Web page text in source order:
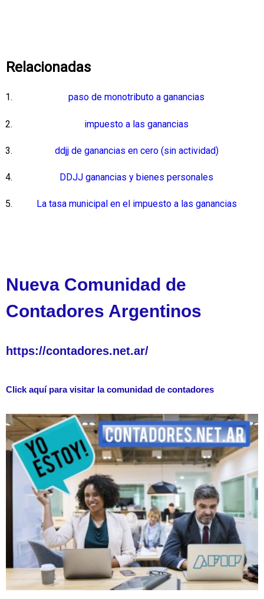
Relacionadas
paso de monotributo a ganancias
impuesto a las ganancias
ddjj de ganancias en cero (sin actividad)
DDJJ ganancias y bienes personales
La tasa municipal en el impuesto a las ganancias
Nueva Comunidad de
Contadores Argentinos
https://contadores.net.ar/
Click aquí para visitar la comunidad de contadores